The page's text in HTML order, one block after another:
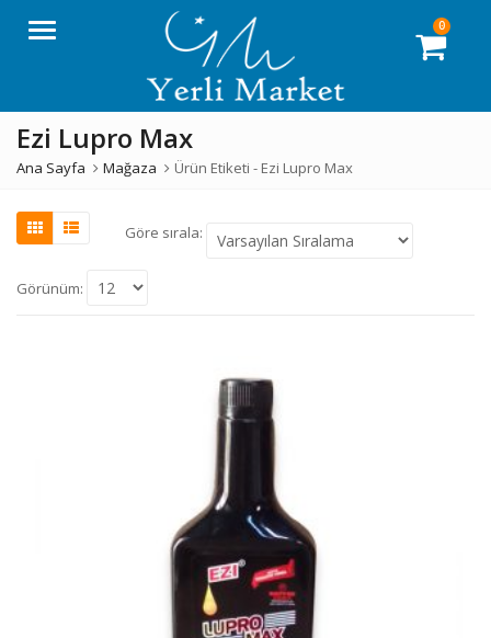
Menü 0
Ezi Lupro Max
Ana Sayfa Mağaza Ürün Etiketi - Ezi Lupro Max
Göre sırala:
Görünüm: